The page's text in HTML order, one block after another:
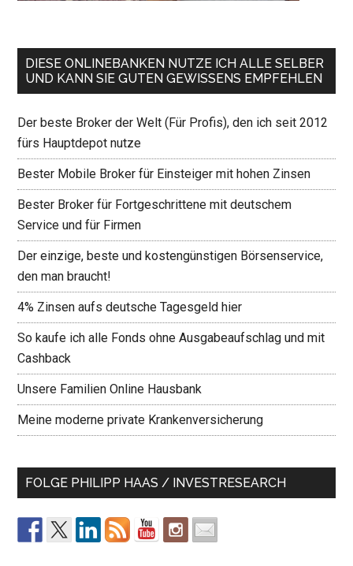
DIESE ONLINEBANKEN NUTZE ICH ALLE SELBER
UND KANN SIE GUTEN GEWISSENS EMPFEHLEN
Der beste Broker der Welt (Für Profis), den ich seit 2012
fürs Hauptdepot nutze
Bester Mobile Broker für Einsteiger mit hohen Zinsen
Bester Broker für Fortgeschrittene mit deutschem
Service und für Firmen
Der einzige, beste und kostengünstigen Börsenservice,
den man braucht!
4% Zinsen aufs deutsche Tagesgeld hier
So kaufe ich alle Fonds ohne Ausgabeaufschlag und mit
Cashback
Unsere Familien Online Hausbank
Meine moderne private Krankenversicherung
FOLGE PHILIPP HAAS / INVESTRESEARCH